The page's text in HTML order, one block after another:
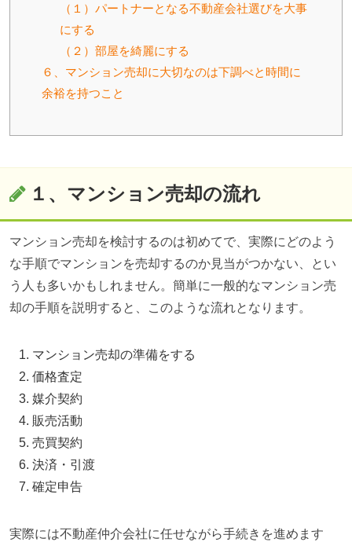
（１）パートナーとなる不動産会社選びを大事
にする
（２）部屋を綺麗にする
６、マンション売却に大切なのは下調べと時間に
余裕を持つこと
１、マンション売却の流れ
マンション売却を検討するのは初めてで、実際にどのよう
な手順でマンションを売却するのか見当がつかない、とい
う人も多いかもしれません。簡単に一般的なマンション売
却の手順を説明すると、このような流れとなります。
マンション売却の準備をする
価格査定
媒介契約
販売活動
売買契約
決済・引渡
確定申告
実際には不動産仲介会社に任せながら手続きを進めます